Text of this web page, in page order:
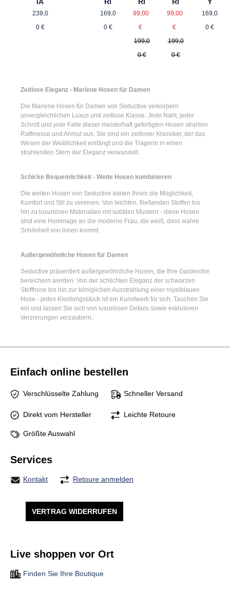
IA
Regulärer Preis:
239,0
0 €
RI
Regulärer Preis:
169,0
0 €
RI
Verkaufspreis:
99,00
€
Regulärer Preis:
199,0
0 €
RI
Verkaufspreis:
99,00
€
Regulärer Preis:
199,0
0 €
Y
169,0
0 €
Zeitlose Eleganz - Marlene Hosen für Damen
Die Marlene Hosen für Damen von Seductive verkörpern
unvergleichlichen Luxus und zeitlose Klasse. Jede Naht, jeder
Schnitt und jede Falte dieser meisterhaft gefertigten Hosen strahlen
Raffinesse und Anmut aus. Sie sind ein zeitloser Klassiker, der das
Wesen der Weiblichkeit einfängt und die Trägerin in einen
strahlenden Stern der Eleganz verwandelt.
Schicke Bequemlichkeit - Weite Hosen kombinieren
Die weiten Hosen von Seductive bieten Ihnen die Möglichkeit,
Komfort und Stil zu vereinen. Von leichten, fließenden Stoffen bis
hin zu luxuriösen Materialien mit subtilen Mustern - diese Hosen
sind eine Hommage an die moderne Frau, die weiß, dass wahre
Schönheit von innen kommt.
Außergewöhnliche Hosen für Damen
Seductive präsentiert außergewöhnliche Hosen, die Ihre Garderobe
bereichern werden. Von der schlichten Eleganz der schwarzen
Stoffhose bis hin zur königlichen Ausstrahlung einer royalblauen
Hose - jedes Kleidungsstück ist ein Kunstwerk für sich. Tauchen Sie
ein und lassen Sie sich von luxuriösen Details sowie exklusiven
Verzierungen verzaubern.
Einfach online bestellen
Verschlüsselte Zahlung Schneller Versand
Direkt vom Hersteller Leichte Retoure
Größte Auswahl
Services
Kontakt Retoure anmelden
VERTRAG WIDERRUFEN
Live shoppen vor Ort
Finden Sie Ihre Boutique